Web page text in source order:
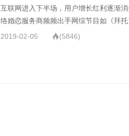
互联网进入下半场，用户增长红利逐渐
络婚恋服务商频频出手网综节目如《拜
2019-02-05
(5846)